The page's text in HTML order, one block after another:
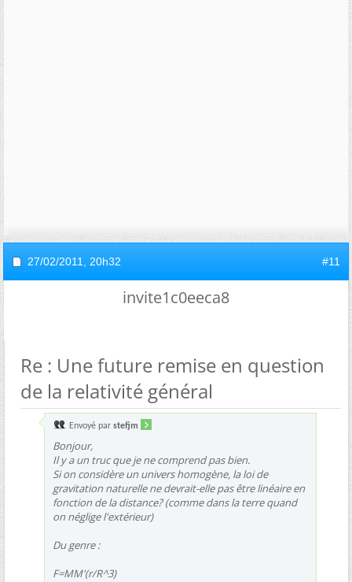
27/02/2011, 20h32 #11
invite1c0eeca8
Re : Une future remise en question
de la relativité général
Envoyé par stefjm
Bonjour,
Il y a un truc que je ne comprend pas bien.
Si on considère un univers homogène, la loi de
gravitation naturelle ne devrait-elle pas être linéaire en
fonction de la distance? (comme dans la terre quand
on néglige l'extérieur)
Du genre :
F=MM'(r/R^3)